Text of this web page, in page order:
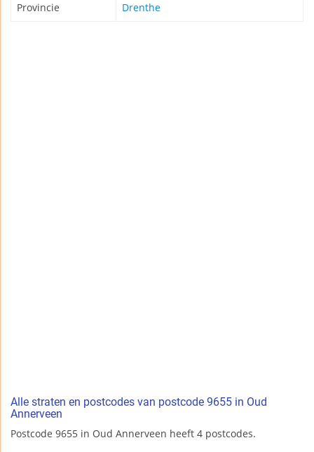
Provincie Drenthe
Alle straten en postcodes van postcode 9655 in Oud
Annerveen
Postcode 9655 in Oud Annerveen heeft 4 postcodes.